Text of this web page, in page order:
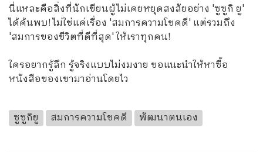
นี่แหละคือสิ่งที่นักเขียนผู้ไม่เคยหยุดสงสัยอย่าง 'ซูซูกิ ยู'
ได้ค้นพบ! ไม่ใช่แค่เรื่อง 'สมการความโชคดี' แต่รวมถึง
'สมการของชีวิตที่ดีที่สุด' ให้เราทุกคน!
ใครอยากรู้ลึก รู้จริงแบบไม่งมงาย ขอแนะนำให้หาซื้อ
หนังสือของเขามาอ่านโดยไว
ซูซูกิยู สมการความโชคดี พัฒนาตนเอง